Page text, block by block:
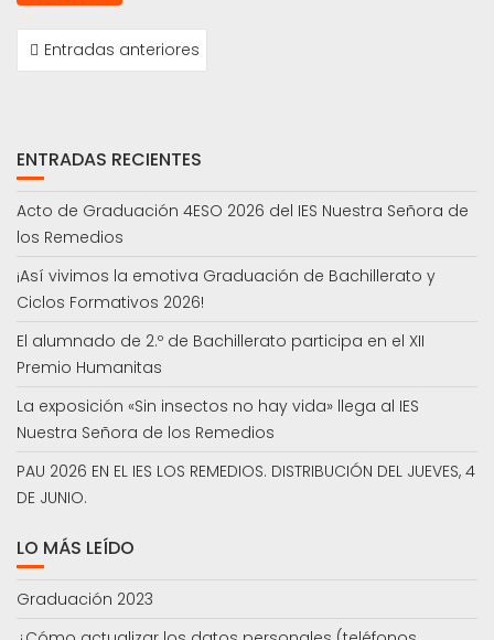
NAVEGACIÓN
DEEntradas anteriores
ENTRADAS RECIENTES
Acto de Graduación 4ESO 2026 del IES Nuestra Señora de
los Remedios
¡Así vivimos la emotiva Graduación de Bachillerato y
Ciclos Formativos 2026!
El alumnado de 2.º de Bachillerato participa en el XII
Premio Humanitas
La exposición «Sin insectos no hay vida» llega al IES
Nuestra Señora de los Remedios
PAU 2026 EN EL IES LOS REMEDIOS. DISTRIBUCIÓN DEL JUEVES, 4
DE JUNIO.
LO MÁS LEÍDO
Graduación 2023